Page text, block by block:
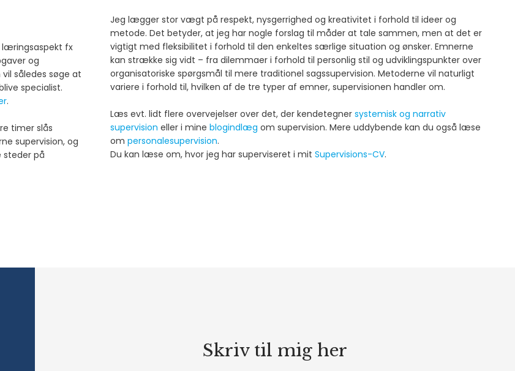
læringsaspekt fx
og
således søge at
specialist.
.
timer slås
supervision, og
steder på
Jeg lægger stor vægt på respekt, nysgerrighed og kreativitet i forhold til ideer og
metode. Det betyder, at jeg har nogle forslag til måder at tale sammen, men at det er
vigtigt med fleksibilitet i forhold til den enkeltes særlige situation og ønsker. Emnerne
kan strække sig vidt – fra dilemmaer i forhold til personlig stil og udviklingspunkter over
organisatoriske spørgsmål til mere traditionel sagssupervision. Metoderne vil naturligt
variere i forhold til, hvilken af de tre typer af emner, supervisionen handler om.​
Læs evt. lidt flere overvejelser over det, der kendetegner systemisk og narrativ
supervision eller i mine blogindlæg om supervision. Mere uddybende kan du også læse
om personalesupervision.
Du kan læse om, hvor jeg har superviseret i mit Supervisions-CV.
Skriv til mig her